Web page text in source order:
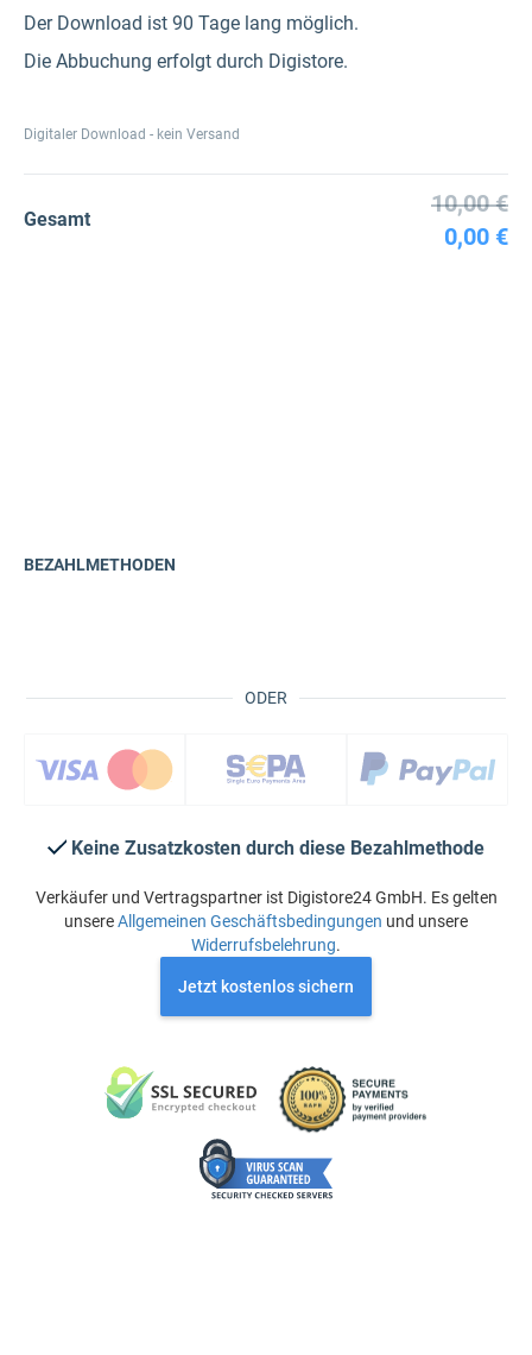
Der Download ist 90 Tage lang möglich.
Die Abbuchung erfolgt durch Digistore.
Digitaler Download - kein Versand
Gesamt
10,00 €
0,00 €
ODER
BEZAHLMETHODEN
Keine Zusatzkosten durch diese Bezahlmethode
Verkäufer und Vertragspartner ist Digistore24 GmbH. Es gelten
unsereAllgemeinen Geschäftsbedingungen und unsere
Widerrufsbelehrung.
Jetzt kostenlos sichern